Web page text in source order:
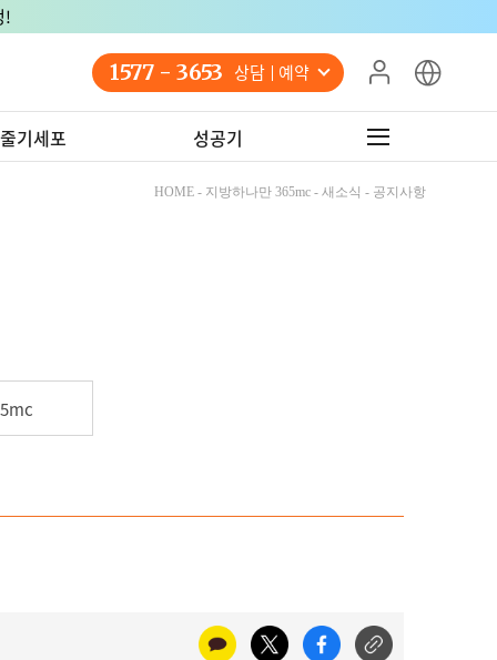
!
1577 - 3653 상담 예약
기세포 성공기
HOME - 지방하나만 365mc - 새소식 - 공지사항